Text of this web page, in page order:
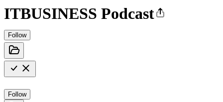
ITBUSINESS Podcast
Follow
Follow